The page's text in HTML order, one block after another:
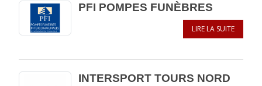
PFI POMPES FUNÈBRES
LIRE LA SUITE
INTERSPORT TOURS NORD